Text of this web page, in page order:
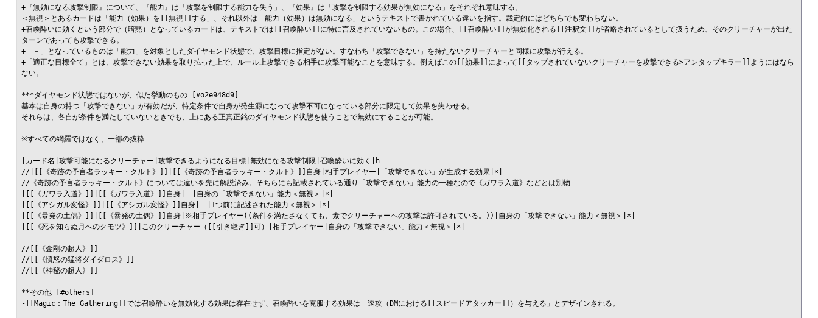
+『無効になる攻撃制限』について、『能力』は「攻撃を制限する能力を失う」、『効果』は「攻撃を制限する効果が無効になる」をそれぞれ意味する。
＜無視＞とあるカードは「能力（効果）を[[無視]]する」、それ以外は「能力（効果）は無効になる」というテキストで書かれている違いを指す。裁定的にはどちらでも変わらない。
+召喚酔いに効くという部分で（暗黙）となっているカードは、テキストでは[[召喚酔い]]に特に言及されていないもの。この場合、[[召喚酔い]]が無効化される[[注釈文]]が省略されているとして扱うため、そのクリーチャーが出た
ターンであっても攻撃できる。
+「－」となっているものは「能力」を対象としたダイヤモンド状態で、攻撃目標に指定がない。すなわち「攻撃できない」を持たないクリーチャーと同様に攻撃が行える。
+「適正な目標全て」とは、攻撃できない効果を取り払った上で、ルール上攻撃できる相手に攻撃可能なことを意味する。例えばこの[[効果]]によって[[タップされていないクリーチャーを攻撃できる>アンタップキラー]]ようにはなら
ない。
***ダイヤモンド状態ではないが、似た挙動のもの [#o2e948d9]
基本は自身の持つ「攻撃できない」が有効だが、特定条件で自身が発生源になって攻撃不可になっている部分に限定して効果を失わせる。
それらは、各自が条件を満たしていないときでも、上にある正真正銘のダイヤモンド状態を使うことで無効にすることが可能。
※すべての網羅ではなく、一部の抜粋
|カード名|攻撃可能になるクリーチャー|攻撃できるようになる目標|無効になる攻撃制限|召喚酔いに効く|h
//|[[《奇跡の予言者ラッキー・クルト》]]|[[《奇跡の予言者ラッキー・クルト》]]自身|相手プレイヤー|「攻撃できない」が生成する効果|×|
//《奇跡の予言者ラッキー・クルト》については違いを先に解説済み。そちらにも記載されている通り「攻撃できない」能力の一種なので《ガワラ入道》などとは別物
|[[《ガワラ入道》]]|[[《ガワラ入道》]]自身|－|自身の「攻撃できない」能力＜無視＞|×|
|[[《アシガル変怪》]]|[[《アシガル変怪》]]自身|－|1つ前に記述された能力＜無視＞|×|
|[[《暴発の土偶》]]|[[《暴発の土偶》]]自身|※相手プレイヤー((条件を満たさなくても、素でクリーチャーへの攻撃は許可されている。))|自身の「攻撃できない」能力＜無視＞|×|
|[[《死を知らぬ月へのクモツ》]]|このクリーチャー（[[引き継ぎ]]可）|相手プレイヤー|自身の「攻撃できない」能力＜無視＞|×|
//[[《金剛の超人》]]
//[[《憤怒の猛将ダイダロス》]]
//[[《神秘の超人》]]
**その他 [#others]
-[[Magic：The Gathering]]では召喚酔いを無効化する効果は存在せず、召喚酔いを克服する効果は「速攻（DMにおける[[スピードアタッカー]]）を与える」とデザインされる。